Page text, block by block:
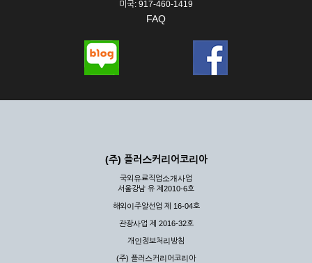
미국: 917-460-1419
FAQ
(주) 플러스커리어코리아
국외유료직업소개사업
서울강남 유 제2010-6호
해외이주알선업 제 16-04호
관광사업 제 2016-32호
개인정보처리방침
(주) 플러스커리어코리아